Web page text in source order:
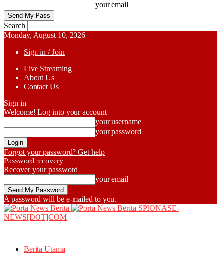
your email
Search
Monday, August 10, 2026
Sign in / Join
Live Streaming
About Us
Contact Us
Sign in
Welcome! Log into your account
your username
your password
Forgot your password? Get help
Password recovery
Recover your password
your email
A password will be e-mailed to you.
SPIONASE-
NEWS[DOT]COM
Berita Utama